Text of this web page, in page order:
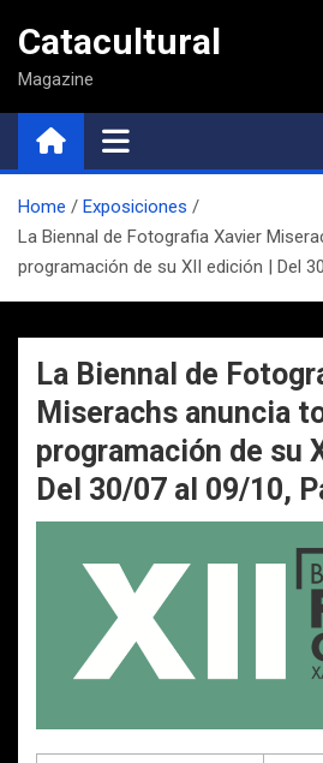
contenido
Catacultural
Magazine
Home
Exposiciones
La Biennal de Fotografia Xavier
programación de su XII edición | Del
La Biennal de
Miserachs anuncia
programación de su
Del 30/07 al 09/10,